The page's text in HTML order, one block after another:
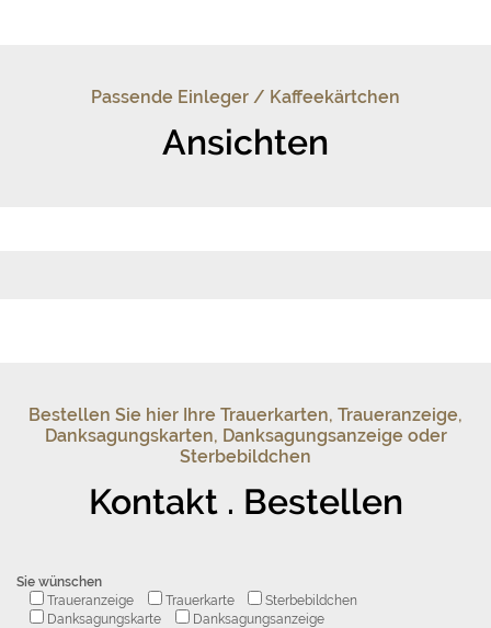
Passende Einleger / Kaffeekärtchen
Ansichten
Bestellen Sie hier Ihre Trauerkarten, Traueranzeige,
Danksagungskarten, Danksagungsanzeige oder
Sterbebildchen
Kontakt . Bestellen
Sie wünschen
Traueranzeige
Trauerkarte
Sterbebildchen
Danksagungskarte
Danksagungsanzeige